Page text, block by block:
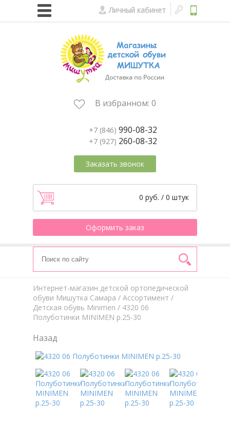
Личный кабинет
В избранном: 0
+7 (846) 990-08-32
+7 (927) 260-08-32
Заказать звонок
0 руб. / 0 штук
Оформить заказ
Интернет-магазин детской ортопедической
обуви Мишутка Самара / Aссортимент /
Детская обувь Minimen / 4320 06
Полуботинки MINIMEN р.25-30
Назад